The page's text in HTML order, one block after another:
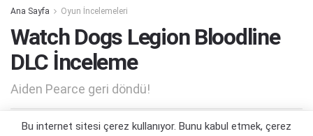
Ana Sayfa Oyun İncelemeleri
Watch Dogs Legion Bloodline
DLC İnceleme
Aiden Pearce geri döndü!
Yazar: Orçun Çavuşoğlu 12/07/2021 17:55
Bu internet sitesi çerez kullanıyor. Bunu kabul etmek, çerez